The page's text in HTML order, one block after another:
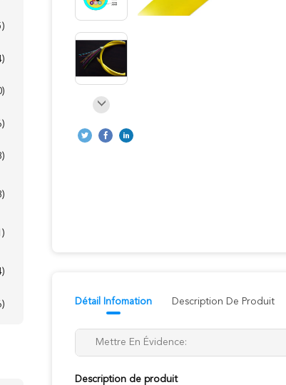
Détail Infomation Description De Produit
Mettre En Évidence:
Description de produit